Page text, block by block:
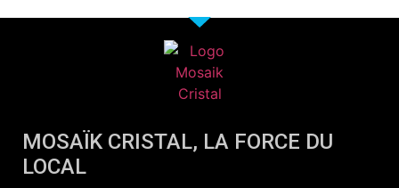
MOSAÏK CRISTAL, LA FORCE DU
LOCAL